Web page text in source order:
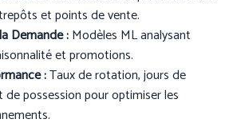
et points de vente.
Demande :Modèles ML analysant
et promotions.
:Taux de rotation, jours de
possession pour optimiser les